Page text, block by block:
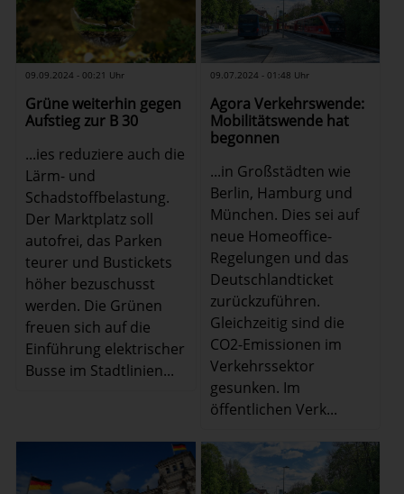
09.09.2024 - 00:21 Uhr
Grüne weiterhin gegen
Aufstieg zur B 30
...ies reduziere auch die
Lärm- und
Schadstoffbelastung.
Der Marktplatz soll
autofrei, das Parken
teurer und Bustickets
höher bezuschusst
werden. Die Grünen
freuen sich auf die
Einführung elektrischer
Busse im Stadtlinien...
09.07.2024 - 01:48 Uhr
Agora Verkehrswende:
Mobilitätswende hat
begonnen
...in Großstädten wie
Berlin, Hamburg und
München. Dies sei auf
neue Homeoffice-
Regelungen und das
Deutschlandticket
zurückzuführen.
Gleichzeitig sind die
CO2-Emissionen im
Verkehrssektor
gesunken. Im
öffentlichen Verk...